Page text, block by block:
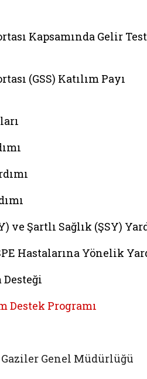
Kapsamında Gelir
(GSS) Katılım Payı
ve Şartlı Sağlık (ŞSY)
Hastalarına Yönelik
Destek Programı
Genel Müdürlüğü